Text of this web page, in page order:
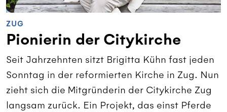
ZUG
Pionierin der Citykirche
Seit Jahrzehnten sitzt Brigitta Kühn fast jeden
Sonntag in der reformierten Kirche in Zug. Nun
zieht sich die Mitgründerin der Citykirche Zug
langsam zurück. Ein Projekt, das einst Pferde